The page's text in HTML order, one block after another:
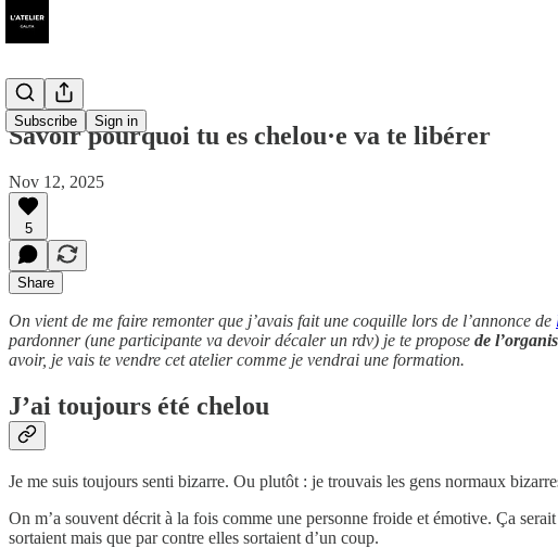
Subscribe Sign in
Savoir pourquoi tu es chelou·e va te libérer
Nov 12, 2025
5
Share
On vient de me faire remonter que j’avais fait une coquille lors de l’annonce de
pardonner (une participante va devoir décaler un rdv) je te propose de
avoir, je vais te vendre cet atelier comme je vendrai une formation.
J’ai toujours été chelou
Je me suis toujours senti bizarre. Ou plutôt : je trouvais les gens normaux
On m’a souvent décrit à la fois comme une personne froide et émotive. Ça
sortaient mais que par contre elles sortaient d’un coup.